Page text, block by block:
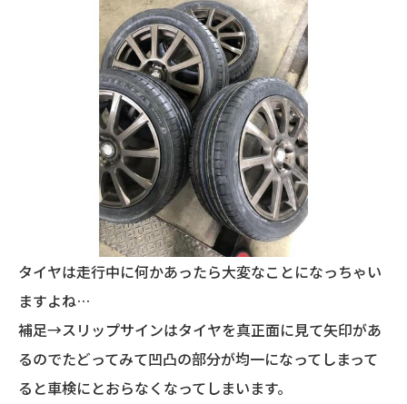
タイヤは走行中に何かあったら大変なことになっちゃい
ますよね…
補足→スリップサインはタイヤを真正面に見て矢印があ
るのでたどってみて凹凸の部分が均一になってしまって
ると車検にとおらなくなってしまいます。